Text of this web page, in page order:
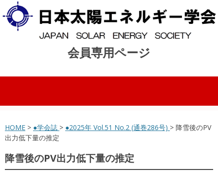
会員専用ページ
コンテンツへスキップ
HOME > ●学会誌 > ●2025年 Vol.51 No.2 (通巻286号) > 降雪後のPV
出力低下量の推定
降雪後のPV出力低下量の推定